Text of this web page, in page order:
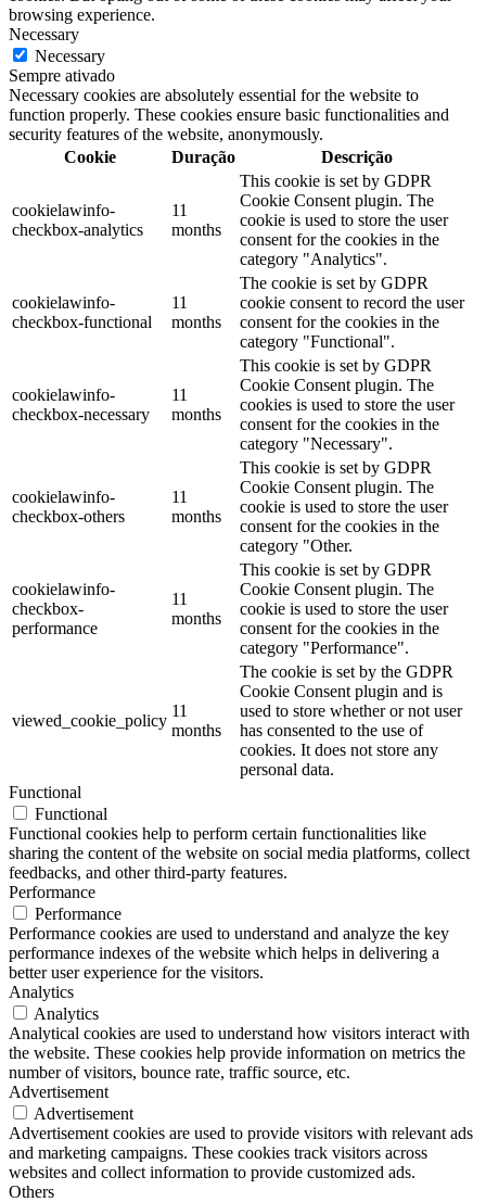
browsing experience.
Necessary
Necessary
Sempre ativado
Necessary cookies are absolutely essential for the website to
function properly. These cookies ensure basic functionalities and
security features of the website, anonymously.
Cookie
Duração Descrição
cookielawinfo-
checkbox-analytics
11
months
This cookie is set by GDPR
Cookie Consent plugin. The
cookie is used to store the user
consent for the cookies in the
category "Analytics".
cookielawinfo-
checkbox-functional
11
months
The cookie is set by GDPR
cookie consent to record the user
consent for the cookies in the
category "Functional".
cookielawinfo-
checkbox-necessary
11
months
This cookie is set by GDPR
Cookie Consent plugin. The
cookies is used to store the user
consent for the cookies in the
category "Necessary".
cookielawinfo-
checkbox-others
11
months
This cookie is set by GDPR
Cookie Consent plugin. The
cookie is used to store the user
consent for the cookies in the
category "Other.
cookielawinfo-
checkbox-
performance
11
months
This cookie is set by GDPR
Cookie Consent plugin. The
cookie is used to store the user
consent for the cookies in the
category "Performance".
viewed_cookie_policy
11
months
The cookie is set by the GDPR
Cookie Consent plugin and is
used to store whether or not user
has consented to the use of
cookies. It does not store any
personal data.
Functional
Functional
Functional cookies help to perform certain functionalities like
sharing the content of the website on social media platforms, collect
feedbacks, and other third-party features.
Performance
Performance
Performance cookies are used to understand and analyze the key
performance indexes of the website which helps in delivering a
better user experience for the visitors.
Analytics
Analytics
Analytical cookies are used to understand how visitors interact with
the website. These cookies help provide information on metrics the
number of visitors, bounce rate, traffic source, etc.
Advertisement
Advertisement
Advertisement cookies are used to provide visitors with relevant ads
and marketing campaigns. These cookies track visitors across
websites and collect information to provide customized ads.
Others